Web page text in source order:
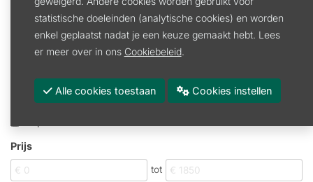
Verkoop Land en Tuinbouw
Gewichten
Promoties
Voorraad
Prijs
tot
statistische doeleinden (analytische cookies) en worden
enkel geplaatst nadat je een keuze gemaakt hebt. Lees
er meer over in ons Cookiebeleid.
Alle cookies toestaan Cookies instellen